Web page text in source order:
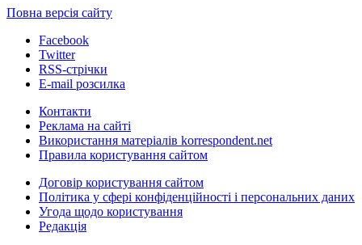
Повна версія сайту
Facebook
Twitter
RSS-стрічки
E-mail розсилка
Контакти
Реклама на сайті
Використання матеріалів korrespondent.net
Правила користування сайтом
Договір користування сайтом
Політика у сфері конфіденційності і персональних даних
Угода щодо користування
Редакція